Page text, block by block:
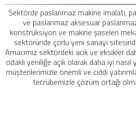
Sektörde paslanmaz makine imalatı,
ve paslanmaz aksesuar
konstrüksiyon ve makine şaseleri
sektöründe çorlu yeni sanayi
Amacımız sektördeki acık ve eksikler
odaklı yeniliğe açık olarak daha iyi nasıl
müşterilerimizle önemli ve ciddi
tecrübemizle çözüm ortağı